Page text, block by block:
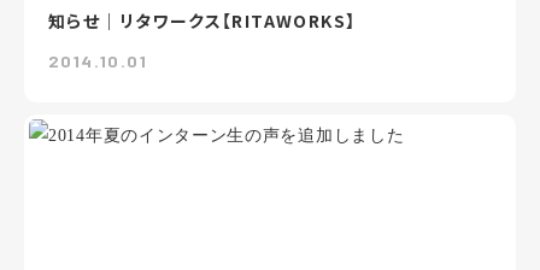
知らせ｜リタワークス【RITAWORKS】
2014.10.01